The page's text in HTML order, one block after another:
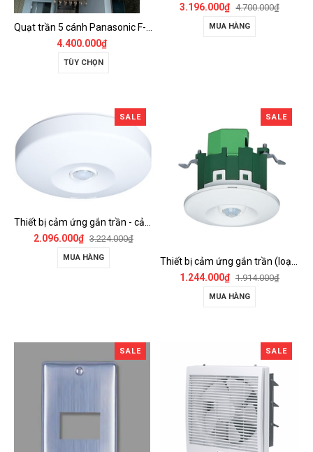
4.400.000₫
TÙY CHỌN
3.196.000₫ 4.700.000₫
MUA HÀNG
SALE
2.096.000₫ 3.224.000₫
MUA HÀNG
SALE
1.244.000₫ 1.914.000₫
MUA HÀNG
SALE SALE